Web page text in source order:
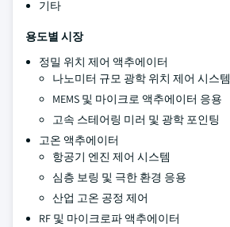
기타
용도별 시장
정밀 위치 제어 액추에이터
나노미터 규모 광학 위치 제어 시스템
MEMS 및 마이크로 액추에이터 응용
고속 스테어링 미러 및 광학 포인팅
고온 액추에이터
항공기 엔진 제어 시스템
심층 보링 및 극한 환경 응용
산업 고온 공정 제어
RF 및 마이크로파 액추에이터